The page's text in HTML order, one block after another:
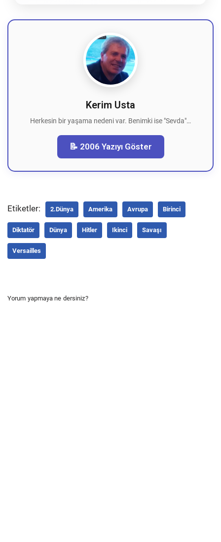
Kerim Usta
Herkesin bir yaşama nedeni var. Benimki ise "Sevda"…
📝 2006 Yazıyı Göster
Etiketler: 2.dünya Amerika Avrupa Birinci
Diktatör Dünya Hitler Ikinci Savaşı
Versailles
Yorum yapmaya ne dersiniz?